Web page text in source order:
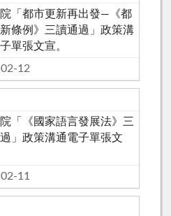
「都市更新再出發―《都
條例》三讀通過」政策溝
單張文宣。
12
「《國家語言發展法》三
」政策溝通電子單張文
11